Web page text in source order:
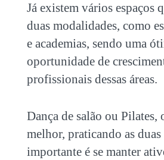
Já existem vários espaços
duas modalidades, como
e academias, sendo uma
oportunidade de
profissionais dessas áreas.
Dança de salão ou Pilates,
melhor, praticando as
importante é se manter